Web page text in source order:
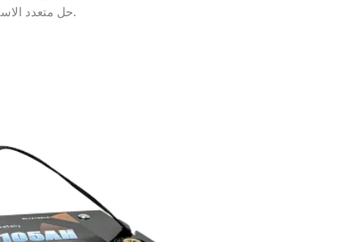
حل متعدد الاستخدامات للشركات التي تبحث عن تخزين طاقة قوي.